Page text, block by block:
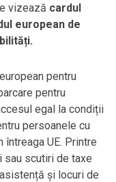
vizează cardul
european de
pentru
pentru
egal la condiții
persoanele cu
întreaga UE. Printre
sau scutiri de taxe
și locuri de